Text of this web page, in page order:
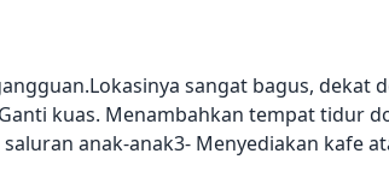
sangat bagus, dekat
kuas. Menambahkan tempat tidur
anak-anak3- Menyediakan kafe